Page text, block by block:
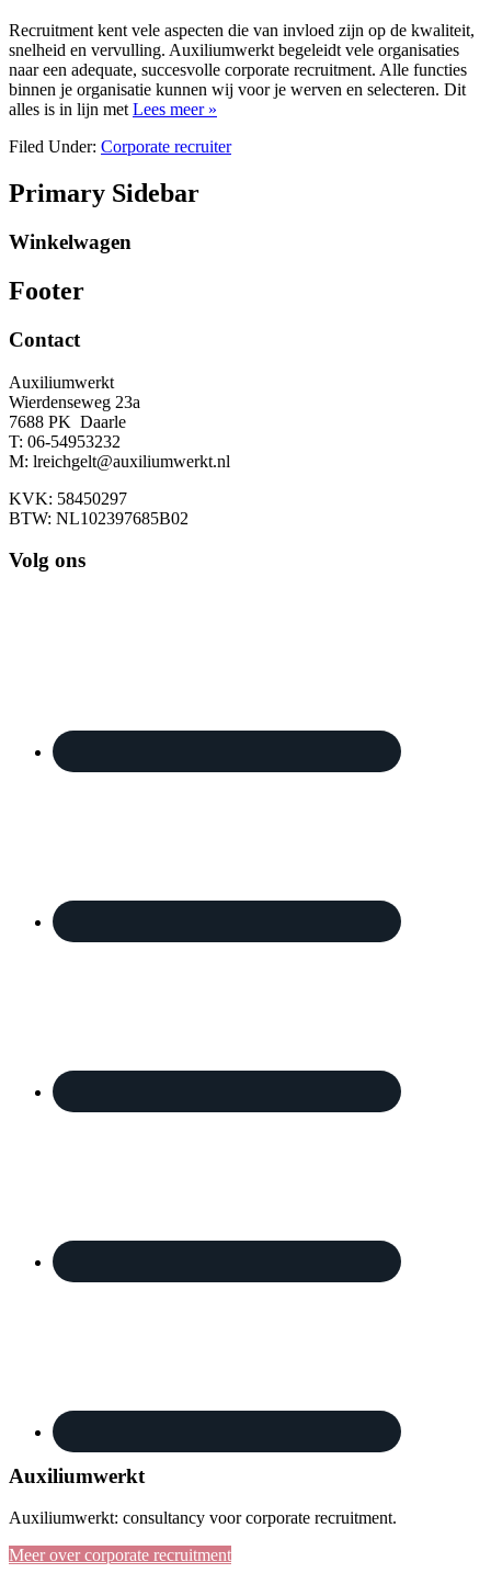
Recruitment kent vele aspecten die van invloed zijn op de kwaliteit,
snelheid en vervulling. Auxiliumwerkt begeleidt vele organisaties
naar een adequate, succesvolle corporate recruitment. Alle functies
binnen je organisatie kunnen wij voor je werven en selecteren. Dit
alles is in lijn met Lees meer »
Filed Under: Corporate recruiter
Primary Sidebar
Winkelwagen
Footer
Contact
Auxiliumwerkt
Wierdenseweg 23a
7688 PK Daarle
T: 06-54953232
M: lreichgelt@auxiliumwerkt.nl
KVK: 58450297
BTW: NL102397685B02
Volg ons
Auxiliumwerkt
Auxiliumwerkt: consultancy voor corporate recruitment.
Meer over corporate recruitment